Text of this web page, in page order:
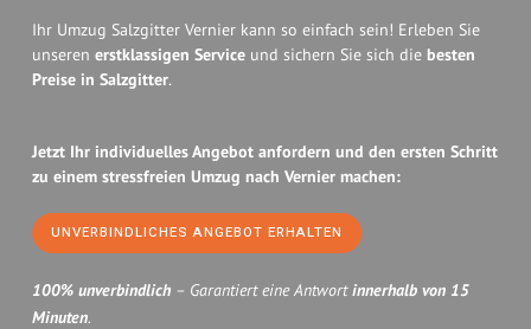
Ihr Umzug Salzgitter Vernier kann so einfach sein! Erleben Sie
unseren erstklassigen Service und sichern Sie sich die besten
Preise in Salzgitter.
Jetzt Ihr individuelles Angebot anfordern und den ersten Schritt
zu einem stressfreien Umzug nach Vernier machen:
UNVERBINDLICHES ANGEBOT ERHALTEN
100% unverbindlich – Garantiert eine Antwortinnerhalb von 15
Minuten.